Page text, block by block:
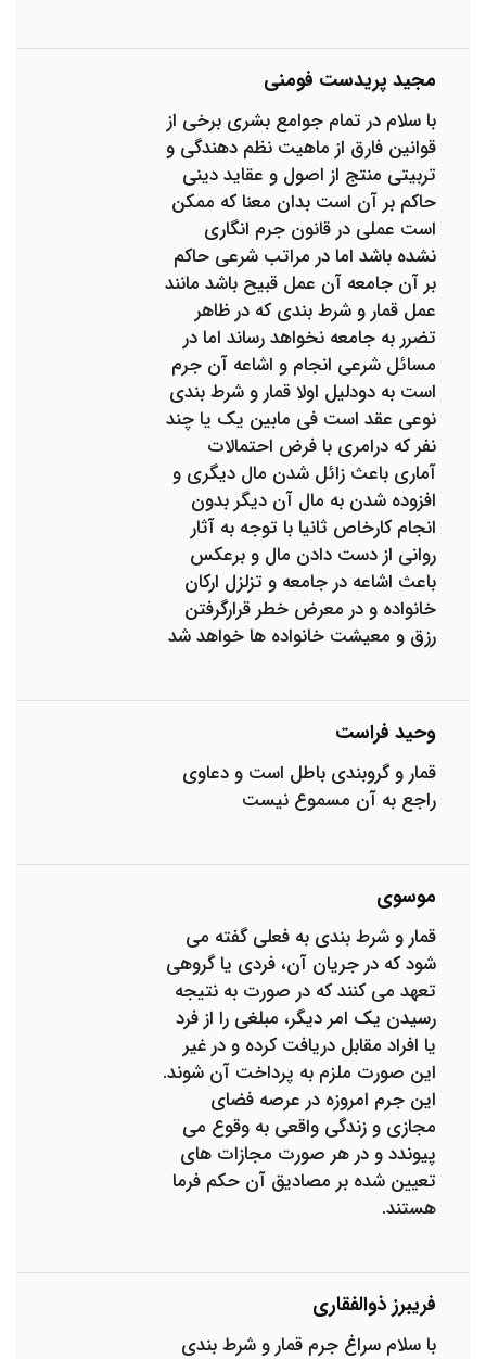
مجید پریدست فومنی
با سلام در تمام جوامع بشری برخی از
قوانین فارق از ماهیت نظم دهندگی و
تربیتی منتج از اصول و عقاید دینی
حاکم بر آن است بدان معنا که ممکن
است عملی در قانون جرم انگاری
نشده باشد اما در مراتب شرعی حاکم
بر آن جامعه آن عمل قبیح باشد مانند
عمل قمار و شرط بندی که در ظاهر
تضرر به جامعه نخواهد رساند اما در
مسائل شرعی انجام و اشاعه آن جرم
است به دودلیل اولا قمار و شرط بندی
نوعی عقد است فی مابین یک یا چند
نفر که درامری با فرض احتمالات
آماری باعث زائل شدن مال دیگری و
افزوده شدن به مال آن دیگر بدون
انجام کارخاص ثانیا با توجه به آثار
روانی از دست دادن مال و برعکس
باعث اشاعه در جامعه و تزلزل ارکان
خانواده و در معرض خطر قرارگرفتن
رزق و معیشت خانواده ها خواهد شد
وحید فراست
قمار و گروبندی باطل است و دعاوی
راجع به آن مسموع نیست
موسوی
قمار و شرط بندی به فعلی گفته می
شود که در جریان آن، فردی یا گروهی
تعهد می کنند که در صورت به نتیجه
رسیدن یک امر دیگر، مبلغی را از فرد
یا افراد مقابل دریافت کرده و در غیر
این صورت ملزم به پرداخت آن شوند.
این جرم امروزه در عرصه فضای
مجازی و زندگی واقعی به وقوع می
پیوندد و در هر صورت مجازات های
تعیین شده بر مصادیق آن حکم فرما
هستند.
فریبرز ذوالفقاری
با سلام سراغ جرم قمار و شرط بندی